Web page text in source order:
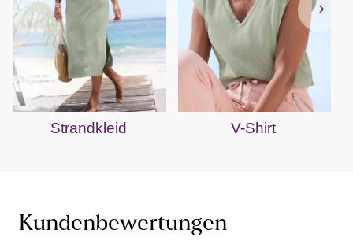
Strandkleid V-Shirt
Kundenbewertungen